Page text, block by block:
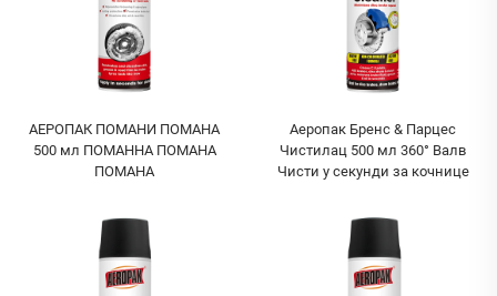
АЕРОПАК ПОМАНИ ПОМАНА
500 мл ПОМАННА ПОМАНА
ПОМАНА
Аеропак Бренс & Парцес
Чистилац 500 мл 360° Валв
Чисти у секунди за кочнице